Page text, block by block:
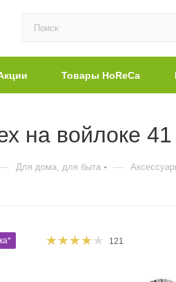
Товары HoReCa
на войлоке
Для дома, для быта —
121